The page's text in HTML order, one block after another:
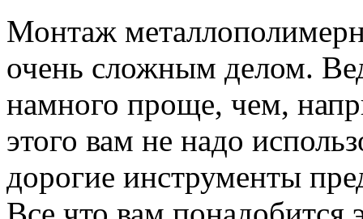
Монтаж
очень сложным делом.
намного проще, чем,
этого вам не надо
дорогие инструменты